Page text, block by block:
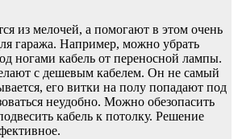
из мелочей, а помогают в этом очень
гаража. Например, можно убрать
ногами кабель от переносной лампы.
с дешевым кабелем. Он не самый
его витки на полу попадают под
неудобно. Можно обезопасить
кабель к потолку. Решение